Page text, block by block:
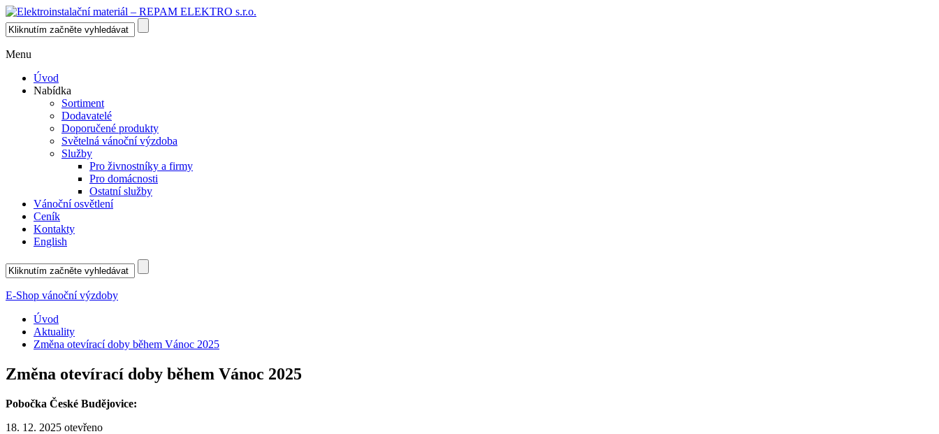
Menu
Úvod
Nabídka
Sortiment
Dodavatelé
Doporučené produkty
Světelná vánoční výzdoba
Služby
Pro živnostníky a firmy
Pro domácnosti
Ostatní služby
Vánoční osvětlení
Ceník
Kontakty
English
E-Shop vánoční výzdoby
Úvod
Aktuality
Změna otevírací doby během Vánoc 2025
Změna otevírací doby během Vánoc 2025
Pobočka České Budějovice:
18. 12. 2025 otevřeno